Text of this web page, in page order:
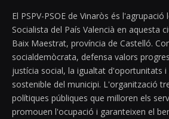
El PSPV-PSOE de Vinaròs és
Socialista del País Valencià en aquesta
Baix Maestrat, província de Castelló.
socialdemòcrata, defensa valors
justícia social, la igualtat d'oportunitats
sostenible del municipi. L'organització
polítiques públiques que milloren els
promouen l'ocupació i garanteixen el